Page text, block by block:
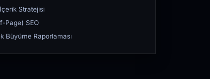
Stratejisi
Page) SEO
Büyüme Raporlaması